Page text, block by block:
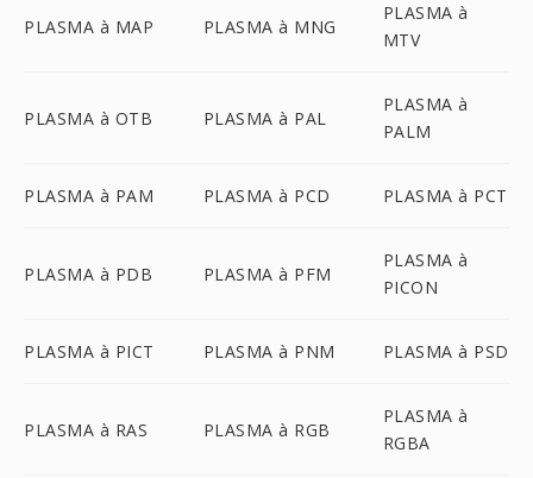
PLASMA à MAP PLASMA à MNG
PLASMA à
MTV
PLASMA à OTB PLASMA à PAL
PLASMA à
PALM
PLASMA à PAM PLASMA à PCD PLASMA à PCT
PLASMA à PDB PLASMA à PFM
PLASMA à
PICON
PLASMA à PICT PLASMA à PNM PLASMA à PSD
PLASMA à RAS PLASMA à RGB
PLASMA à
RGBA